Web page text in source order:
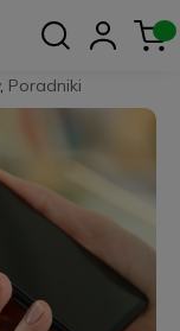
, Poradniki